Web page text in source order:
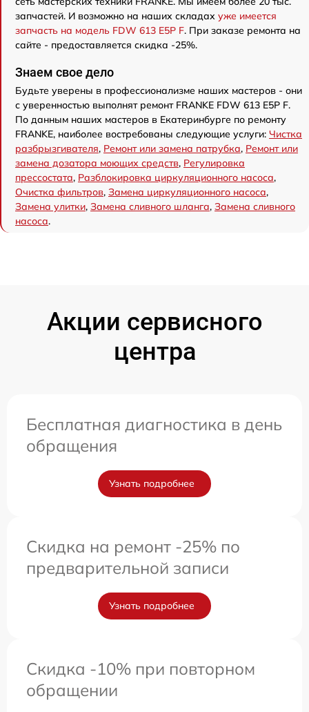
запчастей. И возможно на наших складах уже имеется
запчасть на модель FDW 613 E5P F. При заказе ремонта на
сайте - предоставляется скидка -25%.
Знаем свое дело
Будьте уверены в профессионализме наших мастеров - они
с уверенностью выполнят ремонт FRANKE FDW 613 E5P F.
По данным наших мастеров в Екатеринбурге по ремонту
FRANKE, наиболее востребованы следующие услуги: Чистка
разбрызгивателя, Ремонт или замена патрубка, Ремонт или
замена дозатора моющих средств, Регулировка
прессостата, Разблокировка циркуляционного насоса,
Очистка фильтров, Замена циркуляционного насоса,
Замена улитки, Замена сливного шланга, Замена сливного
насоса.
Акции сервисного
центра
Бесплатная диагностика в день
обращения
Узнать подробнее
Скидка на ремонт -25% по
предварительной записи
Узнать подробнее
Скидка -10% при повторном
обращении